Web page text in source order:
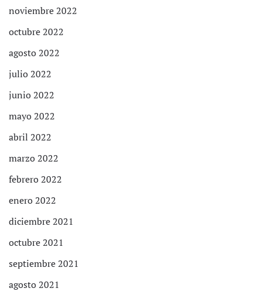
noviembre 2022
octubre 2022
agosto 2022
julio 2022
junio 2022
mayo 2022
abril 2022
marzo 2022
febrero 2022
enero 2022
diciembre 2021
octubre 2021
septiembre 2021
agosto 2021